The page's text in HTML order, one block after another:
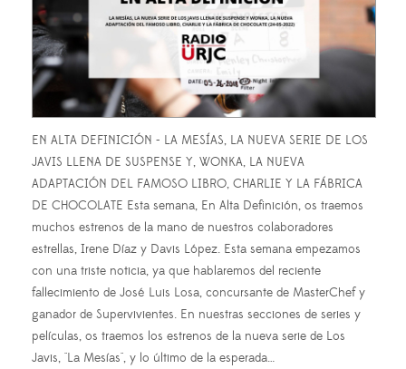
EN ALTA DEFINICIÓN - LA MESÍAS, LA NUEVA SERIE DE LOS
JAVIS LLENA DE SUSPENSE Y, WONKA, LA NUEVA
ADAPTACIÓN DEL FAMOSO LIBRO, CHARLIE Y LA FÁBRICA
DE CHOCOLATE Esta semana, En Alta Definición, os traemos
muchos estrenos de la mano de nuestros colaboradores
estrellas, Irene Díaz y Davis López. Esta semana empezamos
con una triste noticia, ya que hablaremos del reciente
fallecimiento de José Luis Losa, concursante de MasterChef y
ganador de Supervivientes. En nuestras secciones de series y
películas, os traemos los estrenos de la nueva serie de Los
Javis, "La Mesías", y lo último de la esperada…